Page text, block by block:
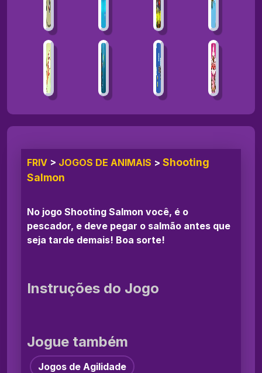
FRIV > JOGOS DE ANIMAIS > Shooting
Salmon
No jogo Shooting Salmon você, é o
pescador, e deve pegar o salmão antes que
seja tarde demais! Boa sorte!
Instruções do Jogo
Jogue também
Jogos de Agilidade